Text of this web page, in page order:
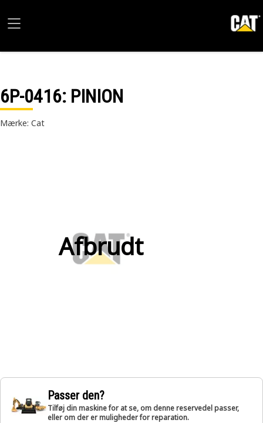
6P-0416: PINION
Mærke: Cat
Afbrudt
Passer den?
Tilføj din maskine for at se, om denne reservedel passer,
eller om der er muligheder for reparation.